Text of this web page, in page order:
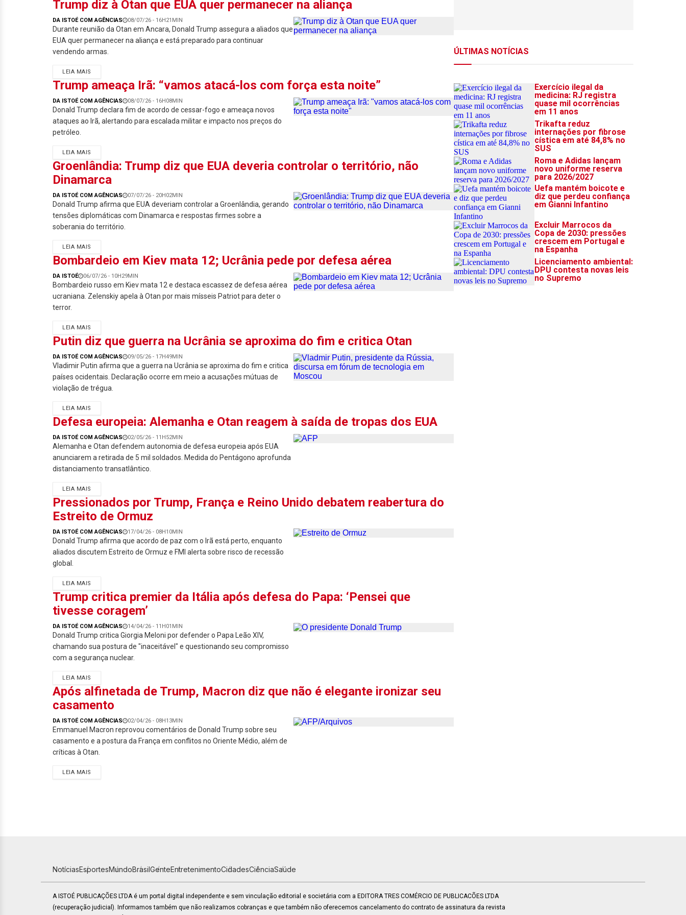
Trump diz à Otan que EUA quer permanecer na aliança
DA ISTOÉ COM AGÊNCIAS 08/07/26 - 16H21MIN
Durante reunião da Otan em Ancara, Donald Trump assegura a aliados que
EUA quer permanecer na aliança e está preparado para continuar
vendendo armas.
LEIA MAIS
Trump ameaça Irã: “vamos atacá-los com força esta noite”
DA ISTOÉ COM AGÊNCIAS 08/07/26 - 16H08MIN
Donald Trump declara fim de acordo de cessar-fogo e ameaça novos
ataques ao Irã, alertando para escalada militar e impacto nos preços do
petróleo.
LEIA MAIS
Groenlândia: Trump diz que EUA deveria controlar o território, não
Dinamarca
DA ISTOÉ COM AGÊNCIAS 07/07/26 - 20H02MIN
Donald Trump afirma que EUA deveriam controlar a Groenlândia, gerando
tensões diplomáticas com Dinamarca e respostas firmes sobre a
soberania do território.
LEIA MAIS
Bombardeio em Kiev mata 12; Ucrânia pede por defesa aérea
DA ISTOÉ 06/07/26 - 10H29MIN
Bombardeio russo em Kiev mata 12 e destaca escassez de defesa aérea
ucraniana. Zelenskiy apela à Otan por mais mísseis Patriot para deter o
terror.
LEIA MAIS
Putin diz que guerra na Ucrânia se aproxima do fim e critica Otan
DA ISTOÉ COM AGÊNCIAS 09/05/26 - 17H49MIN
Vladimir Putin afirma que a guerra na Ucrânia se aproxima do fim e critica
países ocidentais. Declaração ocorre em meio a acusações mútuas de
violação de trégua.
LEIA MAIS
Defesa europeia: Alemanha e Otan reagem à saída de tropas dos EUA
DA ISTOÉ COM AGÊNCIAS 02/05/26 - 11H52MIN
Alemanha e Otan defendem autonomia de defesa europeia após EUA
anunciarem a retirada de 5 mil soldados. Medida do Pentágono aprofunda
distanciamento transatlântico.
LEIA MAIS
Pressionados por Trump, França e Reino Unido debatem reabertura do
Estreito de Ormuz
DA ISTOÉ COM AGÊNCIAS 17/04/26 - 08H10MIN
Donald Trump afirma que acordo de paz com o Irã está perto, enquanto
aliados discutem Estreito de Ormuz e FMI alerta sobre risco de recessão
global.
LEIA MAIS
Trump critica premier da Itália após defesa do Papa: ‘Pensei que
tivesse coragem’
DA ISTOÉ COM AGÊNCIAS 14/04/26 - 11H01MIN
Donald Trump critica Giorgia Meloni por defender o Papa Leão XIV,
chamando sua postura de "inaceitável" e questionando seu compromisso
com a segurança nuclear.
LEIA MAIS
Após alfinetada de Trump, Macron diz que não é elegante ironizar seu
casamento
DA ISTOÉ COM AGÊNCIAS 02/04/26 - 08H13MIN
Emmanuel Macron reprovou comentários de Donald Trump sobre seu
casamento e a postura da França em conflitos no Oriente Médio, além de
críticas à Otan.
LEIA MAIS
NotíciasEsportesMundoBrasilGenteEntretenimentoCidadesCiênciaSaúde
A ISTOÉ PUBLICAÇÕES LTDA é um portal digital independente e sem vinculação editorial e societária com a EDITORA TRES COMÉRCIO DE PUBLICACÕES LTDA
(recuperação judicial). Informamos também que não realizamos cobranças e que também não oferecemos cancelamento do contrato de assinatura da revista